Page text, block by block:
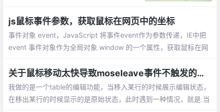
ener() 的第三个参数可以是个对象值了。pa
ssive就是告诉浏览器我可不可以用stopPro
pagation...
js鼠标事件参数，获取鼠标在网页中的坐标
事件对象 event，JavaScript 将事件event作为参数传递，IE中把
event 事件对象作为全局对象 window 的一个属性，获取鼠标在网
关于鼠标移动太快导致moseleave事件不触发的问题
我做的是一个table的编辑功能，当移入某行的时候展示编辑状态，
在移出某行的时候显示的是原始状态，此时遇到一种情况，就是.当